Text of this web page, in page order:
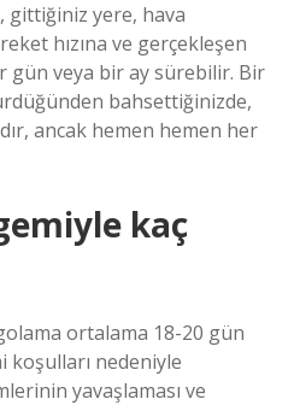
gittiğiniz yere, hava
hızına ve gerçekleşen
gün veya bir ay sürebilir. Bir
bahsettiğinizde,
ancak hemen hemen her
kaç
ortalama 18-20 gün
koşulları nedeniyle
yavaşlaması ve